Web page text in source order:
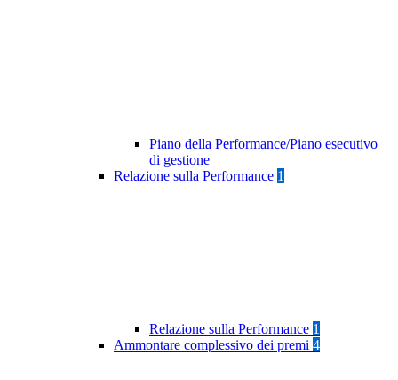
Piano della Performance/Piano esecutivo
di gestione
Relazione sulla Performance 1
Relazione sulla Performance 1
Ammontare complessivo dei premi 4